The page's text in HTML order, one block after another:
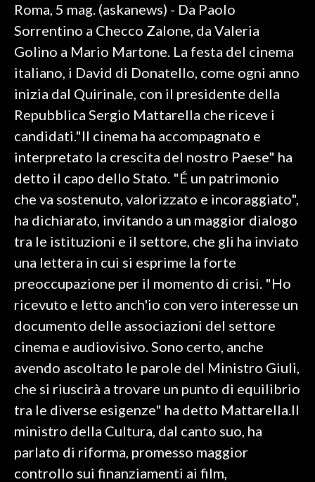
CALCIO REGIONALE
BASKET
VOLLEY
MOTORI
TENNIS
ALTRI SPORT
CULTURA
GOSSIP
SALUTE
SARDEGNA TURISMO
SARDI NEL MONDO
NOTIZIE
EVENTI
3 MINUTI CON
INSULARITÀ
Roma, 5 mag. (askanews) - Da Paolo
Sorrentino a Checco Zalone, da Valeria
Golino a Mario Martone. La festa del cinema
italiano, i David di Donatello, come ogni anno
inizia dal Quirinale, con il presidente della
Repubblica Sergio Mattarella che riceve i
candidati."Il cinema ha accompagnato e
interpretato la crescita del nostro Paese" ha
detto il capo dello Stato. "É un patrimonio
che va sostenuto, valorizzato e incoraggiato",
ha dichiarato, invitando a un maggior dialogo
tra le istituzioni e il settore, che gli ha inviato
una lettera in cui si esprime la forte
preoccupazione per il momento di crisi. "Ho
ricevuto e letto anch'io con vero interesse un
documento delle associazioni del settore
cinema e audiovisivo. Sono certo, anche
avendo ascoltato le parole del Ministro Giuli,
che si riuscirà a trovare un punto di equilibrio
tra le diverse esigenze" ha detto Mattarella.Il
ministro della Cultura, dal canto suo, ha
parlato di riforma, promesso maggior
controllo sui finanziamenti ai film,